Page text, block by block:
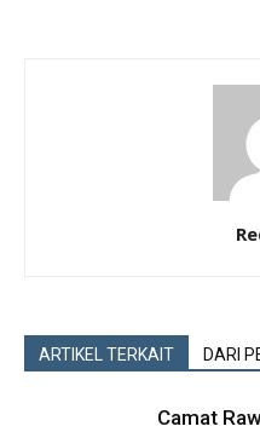
ARTIKEL TERKAIT DARI
Camat